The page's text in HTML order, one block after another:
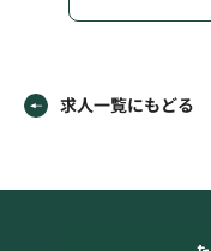
求人一覧にもどる